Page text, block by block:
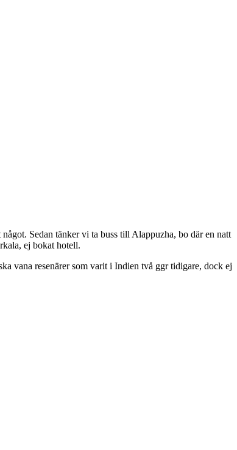
Sedan tänker vi ta buss till Alappuzha, bo där en natt
ej bokat hotell.
vana resenärer som varit i Indien två ggr tidigare, dock ej